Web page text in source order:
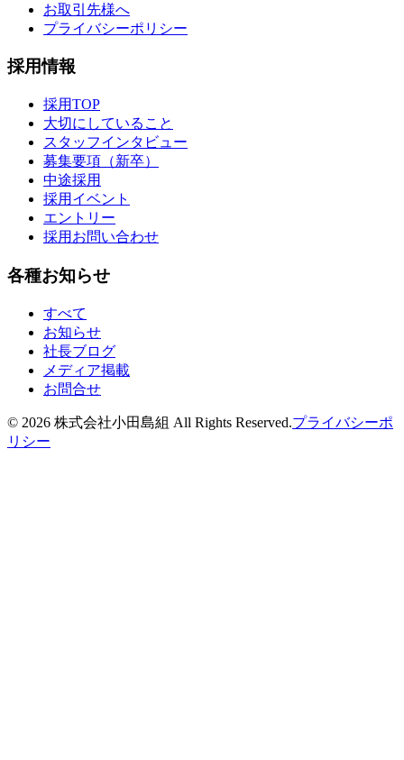
お取引先様へ
プライバシーポリシー
採用情報
採用TOP
大切にしていること
スタッフインタビュー
募集要項（新卒）
中途採用
採用イベント
エントリー
採用お問い合わせ
各種お知らせ
すべて
お知らせ
社長ブログ
メディア掲載
お問合せ
© 2026 株式会社小田島組 All Rights Reserved.プライバシーポ
リシー